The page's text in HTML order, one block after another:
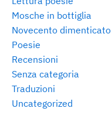
Mosche in bottiglia
Novecento dimenticato
Poesie
Recensioni
Senza categoria
Traduzioni
Uncategorized